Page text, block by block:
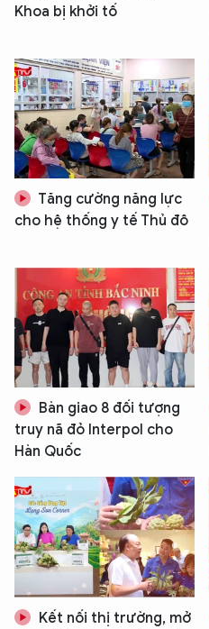
Khoa bị khởi tố
Tăng cường năng lực
cho hệ thống y tế Thủ đô
Bàn giao 8 đối tượng
truy nã đỏ Interpol cho
Hàn Quốc
Kết nối thị trường, mở